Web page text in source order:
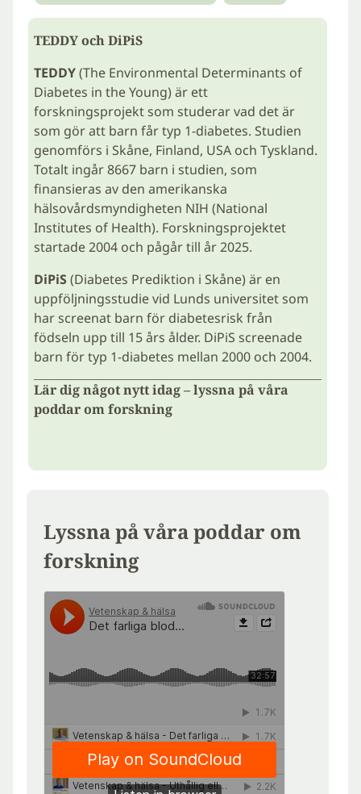
TEDDY och DiPiS
TEDDY(The Environmental Determinants of
Diabetes in the Young) är ett
forskningsprojekt som studerar vad det är
som gör att barn får typ 1-diabetes. Studien
genomförs i Skåne, Finland, USA och Tyskland.
Totalt ingår 8667 barn i studien, som
finansieras av den amerikanska
hälsovårdsmyndigheten NIH (National
Institutes of Health). Forskningsprojektet
startade 2004 och pågår till år 2025.
DiPiS (Diabetes Prediktion i Skåne) är en
uppföljningsstudie vid Lunds universitet som
har screenat barn för diabetesrisk från
födseln upp till 15 års ålder. DiPiS screenade
barn för typ 1-diabetes mellan 2000 och 2004.
Lär dig något nytt idag – lyssna på våra
poddar om forskning
Lyssna på våra poddar om
forskning